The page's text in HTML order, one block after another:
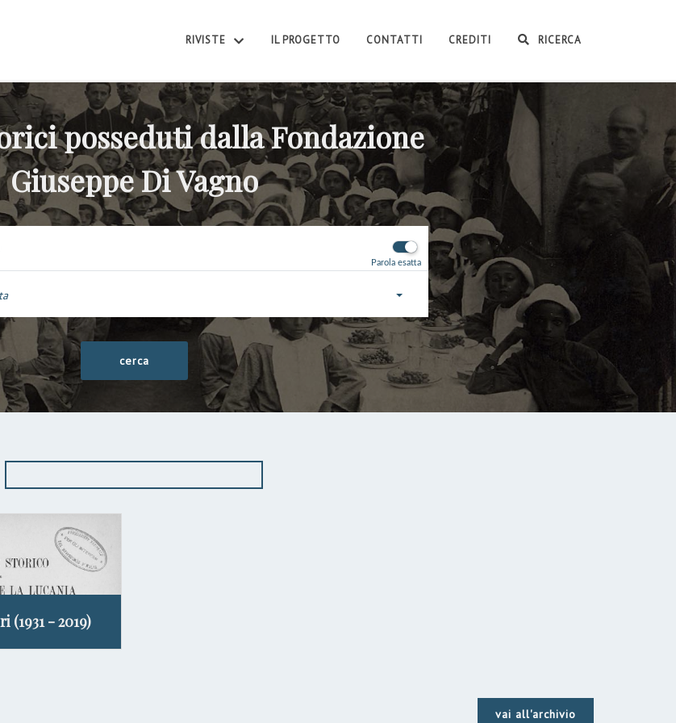
RIVISTE IL PROGETTO CONTATTI CREDITI RICERCA
posseduti dalla Fondazione
Giuseppe Di Vagno
Parola esatta
(1931 - 2019)
vai all'archivio